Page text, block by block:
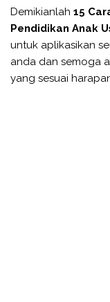
Demikianlah 15
Pendidikan Anak
untuk aplikasikan
anda dan semoga
yang sesuai